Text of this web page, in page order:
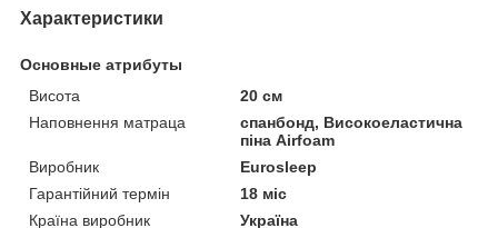
Характеристики
Основные атрибуты
Висота
20 см
Наповнення матраца
спанбонд, Високоеластична
піна Airfoam
Виробник
Eurosleep
Гарантійний термін
18 міс
Країна виробник
Україна